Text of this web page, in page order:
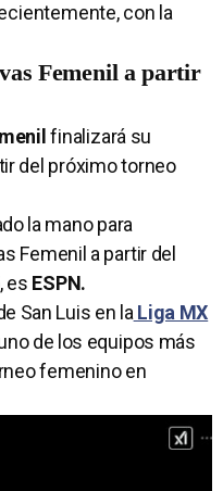
con la
Femenil a partir
finalizará su
del próximo torneo
la mano para
Femenil a partir del
es ESPN.
San Luis en la Liga MX
de los equipos más
femenino en